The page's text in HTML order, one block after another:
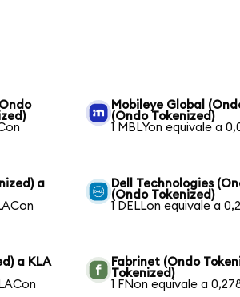
Mobileye Global
(Ondo Tokenized)
1 MBLYon equivale a
a
Dell Technologies
(Ondo Tokenized)
1 DELLon equivale a
a KLA
Fabrinet (Ondo
Tokenized)
1 FNon equivale a